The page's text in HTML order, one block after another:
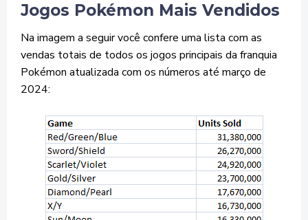
Jogos Pokémon Mais Vendidos
Na imagem a seguir você confere uma lista com as
vendas totais de todos os jogos principais da franquia
Pokémon atualizada com os números até março de
2024: